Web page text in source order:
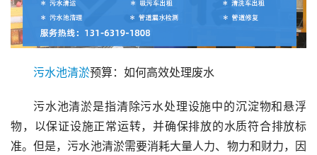
污水池清淤预算：如何高效处理废水
污水池清淤是指清除污水处理设施中的沉淀物和悬浮
物，以保证设施正常运转，并确保排放的水质符合排放标
准。但是，污水池清淤需要消耗大量人力、物力和财力，因